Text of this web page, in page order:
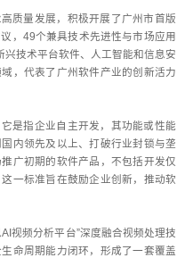
质量发展，积极开展了广州市首版
，49个兼具技术先进性与市场应用
兴技术平台软件、人工智能和信息安
，代表了广州软件产业的创新活力
是指企业自主开发，其功能或性能
内领先及以上、打破行业封锁与垄
广初期的软件产品，不包括开发仅
一标准旨在鼓励企业创新，推动软
视频分析平台”深度融合视频处理技
命周期能力闭环，形成了一套覆盖